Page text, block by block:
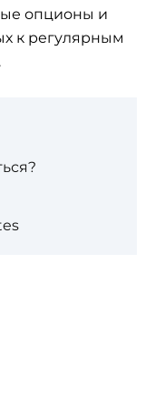
опционы и
к регулярным